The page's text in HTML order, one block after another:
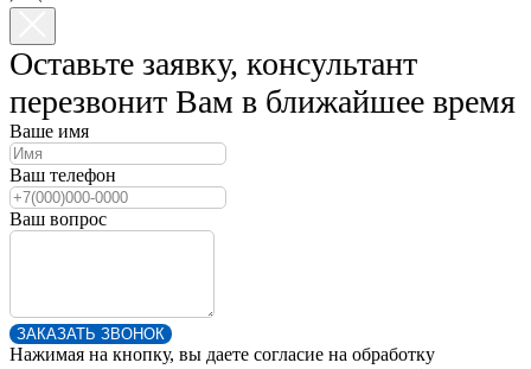
Оставьте заявку, консультант
перезвонит Вам в ближайшее время
Ваше имя
Ваш телефон
Ваш вопрос
ЗАКАЗАТЬ ЗВОНОК
Нажимая на кнопку, вы даете согласие на обработку